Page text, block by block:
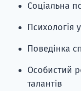
Соціальна
Психологія
Поведінка
Особистий
талантів